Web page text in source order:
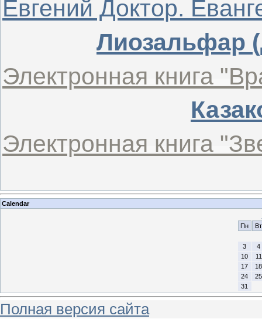
Евгений Доктор.
Лиозальфар
Электронная книга
Электронная книга
Calendar
Пн
Вт
3
4
10
11
17
18
24
25
31
Полная версия сайта